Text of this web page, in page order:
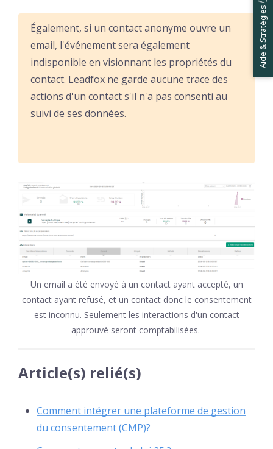
Également, si un contact anonyme ouvre un
email, l'événement sera également
indisponible en visionnant les propriétés du
contact. Leadfox ne garde aucune trace des
actions d'un contact s'il n'a pas consenti au
suivi de ses données.
Un email a été envoyé à un contact ayant accepté, un
contact ayant refusé, et un contact donc le consentement
est inconnu. Seulement les interactions d'un contact
approuvé seront comptabilisées.
Article(s) relié(s)
Comment intégrer une plateforme de gestion
du consentement (CMP)?
Aide & Stratégies ✋